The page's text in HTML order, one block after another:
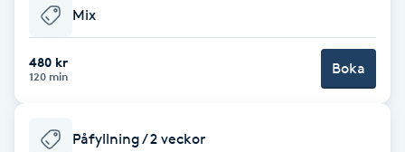
Barnklippning
BIAB
Blowout
Mix
480 kr
120 min Boka
Påfyllning / 2 veckor